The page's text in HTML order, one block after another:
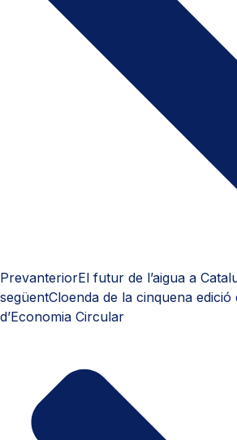
PrevanteriorEl futur de l’aigua a
següentCloenda de la cinquena edició
d’Economia Circular